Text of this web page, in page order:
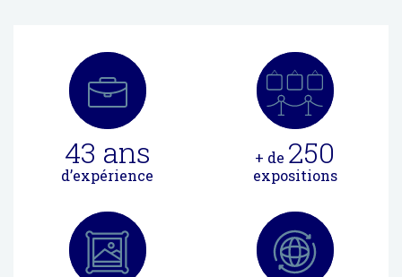
43 ans
d’expérience
+ de 250
expositions